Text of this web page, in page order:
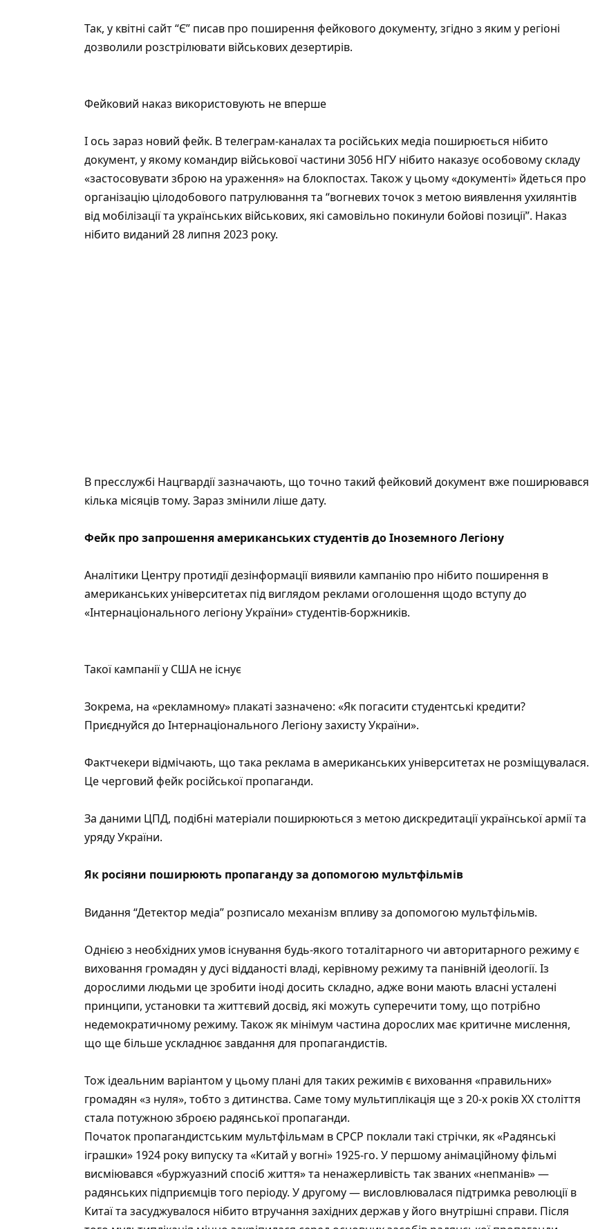
Так, у квітні сайт “Є” писав про поширення фейкового документу, згідно з яким у регіоні
дозволили розстрілювати військових дезертирів.
Фейковий наказ використовують не вперше
І ось зараз новий фейк. В телеграм-каналах та російських медіа поширюється нібито
документ, у якому командир військової частини 3056 НГУ нібито наказує особовому складу
«застосовувати зброю на ураження» на блокпостах. Також у цьому «документі» йдеться про
організацію цілодобового патрулювання та “вогневих точок з метою виявлення ухилянтів
від мобілізації та українських військових, які самовільно покинули бойові позиції”. Наказ
нібито виданий 28 липня 2023 року.
В пресслужбі Нацгвардіїзазначають, що точно такий фейковий документ вже поширювався
кілька місяців тому. Зараз змінили ліше дату.
Фейк про запрошення американських студентів до Іноземного Легіону
Аналітики Центру протидії дезінформаціївиявили кампанію про нібито поширення в
американських університетах під виглядом реклами оголошення щодо вступу до
«Інтернаціонального легіону України» студентів-боржників.
Такої кампанії у США не існує
Зокрема, на «рекламному» плакаті зазначено: «Як погасити студентські кредити?
Приєднуйся до Інтернаціонального Легіону захисту України».
Фактчекери відмічають, що така реклама в американських університетах не розміщувалася.
Це черговий фейк російської пропаганди.
За даними ЦПД, подібні матеріали поширюються з метою дискредитації української армії та
уряду України.
Як росіяни поширюють пропаганду за допомогою мультфільмів
Видання “Детектор медіа” розписало механізм впливу за допомогою мультфільмів.
Однією з необхідних умов існування будь-якого тоталітарного чи авторитарного режиму є
виховання громадян у дусі відданості владі, керівному режиму та панівній ідеології. Із
дорослими людьми це зробити іноді досить складно, адже вони мають власні усталені
принципи, установки та життєвий досвід, які можуть суперечити тому, що потрібно
недемократичному режиму. Також як мінімум частина дорослих має критичне мислення,
що ще більше ускладнює завдання для пропагандистів.
Тож ідеальним варіантом у цьому плані для таких режимів є виховання «правильних»
громадян «з нуля», тобто з дитинства. Саме тому мультиплікація ще з 20-х років ХХ століття
стала потужною зброєю радянської пропаганди.
Початок пропагандистським мультфільмам в СРСР поклали такі стрічки, як «Радянські
іграшки» 1924 року випуску та «Китай у вогні» 1925-го. У першому анімаційному фільмі
висміювався «буржуазний спосіб життя» та ненажерливість так званих «непманів» —
радянських підприємців того періоду. У другому — висловлювалася підтримка революції в
Китаї та засуджувалося нібито втручання західних держав у його внутрішні справи. Після